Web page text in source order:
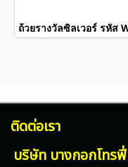
ติดต่อเรา
บริษัท บางกอกโทร